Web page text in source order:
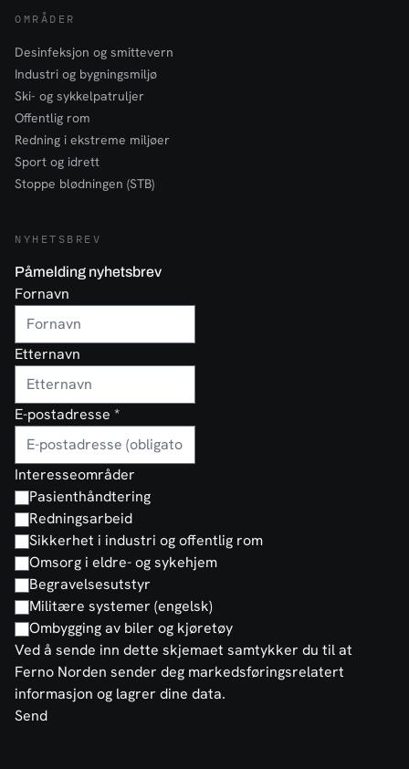
OMRÅDER
Desinfeksjon og smittevern
Industri og bygningsmiljø
Ski- og sykkelpatruljer
Offentlig rom
Redning i ekstreme miljøer
Sport og idrett
Stoppe blødningen (STB)
NYHETSBREV
Påmelding nyhetsbrev
Fornavn
Etternavn
E-postadresse *
Interesseområder
Pasienthåndtering
Redningsarbeid
Sikkerhet i industri og offentlig rom
Omsorg i eldre- og sykehjem
Begravelsesutstyr
Militære systemer (engelsk)
Ombygging av biler og kjøretøy
Ved å sende inn dette skjemaet samtykker du til at
Ferno Norden sender deg markedsføringsrelatert
informasjon og lagrer dine data.
Send